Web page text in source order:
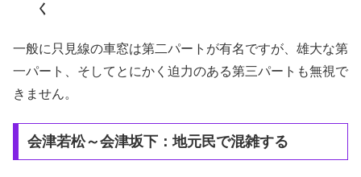
く
一般に只見線の車窓は第二パートが有名ですが、雄大な第
一パート、そしてとにかく迫力のある第三パートも無視で
きません。
会津若松～会津坂下：地元民で混雑する